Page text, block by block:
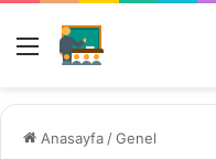
Menü
Anasayfa /Genel